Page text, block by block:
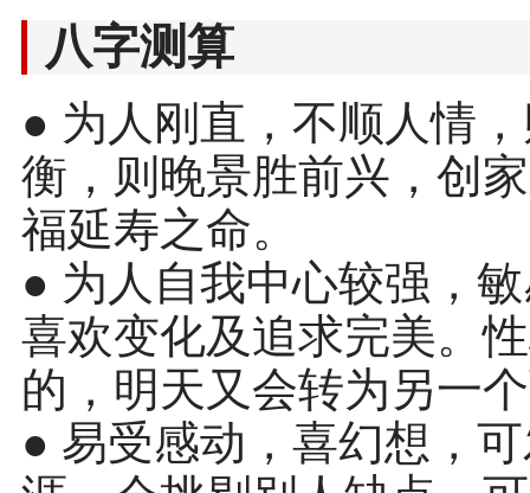
八字测算
● 为人刚直，不顺人情
衡，则晚景胜前兴，创
福延寿之命。
● 为人自我中心较强，
喜欢变化及追求完美。
的，明天又会转为另一
● 易受感动，喜幻想，